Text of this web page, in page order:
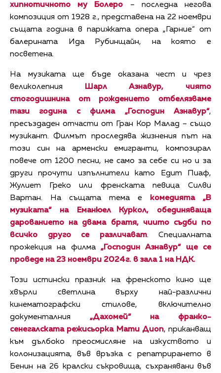
хипнотичното му Болеро – последна негова
композиция от 1928 г., представена на 22 ноември
същата година в парижката опера „Гарние“ от
балерината Ида Рубинщайн, на която е
посветена.
На музиката ще бъде оказана чест и чрез
великолепния
Шарл Азнавур, чиято
стогодишнина от рождението отбелязваме
тази година с филма „Господин Азнавур“,
пресъздаден отчасти от Гран Кор Малад – също
музикант. Филмът проследява жизнения път на
този син на арменски емигранти, композирал
повече от 1200 песни, не само за себе си но и за
други прочути изпълнители като Едит Пиаф,
Жулиет Греко или френската певица Силви
Вартан. На същата тема е
комедията „В
музиката“ на Еманюел Куркол, обединяваща
дарованието на двама братя, чиито съдби по
всичко друго се различават. Специалната
прожекция на филма„Господин Азнавур“ ще се
проведе на 23 ноември 2024г. в зала 1 на НДК.
Този истински празник на френското кино ще
хвърли светлина върху най-различни
кинематографски стилове, включително
документалния „Дахомей“ на франко-
сенегалската режисьорка Мати Диоп, приканващ
към дълбоко преосмисляне на изкуството и
колонизацията, във връзка с репатрирането в
Бенин на 26 кралски съкровища, съхранявани във